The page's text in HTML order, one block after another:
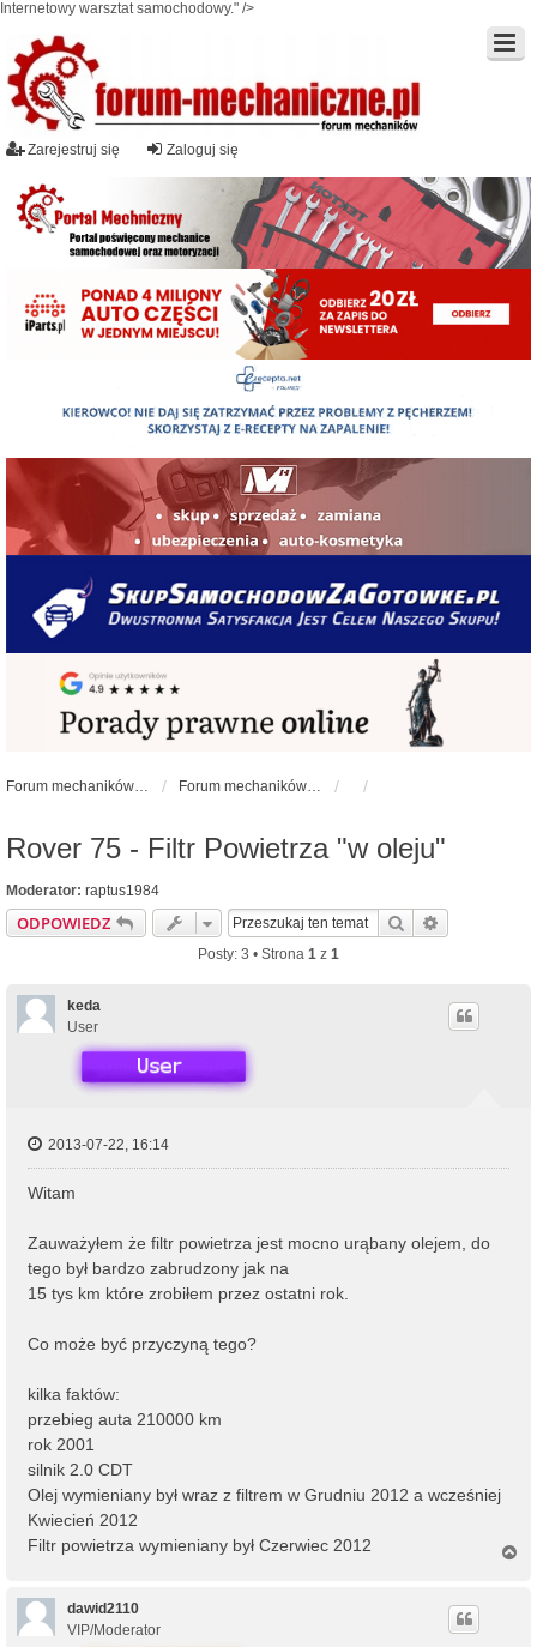
Internetowy warsztat samochodowy." />
Zaloguj się
Zarejestruj się
Forum mechaników samochodowych - forum-mechaniczne.pl Forum mechaników samochodowych
Rover 75 - Filtr Powietrza "w oleju"
Moderator: raptus1984
ODPOWIEDZ Szukaj
Posty: 3 • Strona 1 z 1
keda
User
2013-07-22, 16:14
Witam
Zauważyłem że filtr powietrza jest mocno urąbany olejem, do
tego był bardzo zabrudzony jak na
15 tys km które zrobiłem przez ostatni rok.
Co może być przyczyną tego?
kilka faktów:
przebieg auta 210000 km
rok 2001
silnik 2.0 CDT
Olej wymieniany był wraz z filtrem w Grudniu 2012 a wcześniej
Kwiecień 2012
Filtr powietrza wymieniany był Czerwiec 2012
dawid2110
VIP/Moderator